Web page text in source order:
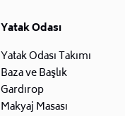
Yatak Odası
Yatak Odası Takımı
Baza ve Başlık
Gardırop
Makyaj Masası